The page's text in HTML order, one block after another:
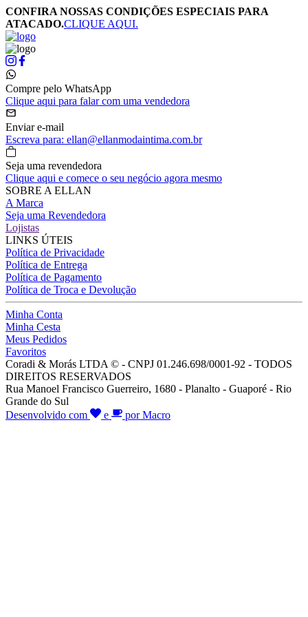
CONFIRA NOSSAS CONDIÇÕES ESPECIAIS PARA
ATACADO.CLIQUE AQUI.
Compre pelo WhatsApp
Clique aqui para falar com uma vendedora
Enviar e-mail
Escreva para: ellan@ellanmodaintima.com.br
Seja uma revendedora
Clique aqui e comece o seu negócio agora mesmo
SOBRE A ELLAN
A Marca
Seja uma Revendedora
Lojistas
LINKS ÚTEIS
Política de Privacidade
Política de Entrega
Política de Pagamento
Política de Troca e Devolução
Minha Conta
Minha Cesta
Meus Pedidos
Favoritos
Coradi & Morás LTDA © - CNPJ 01.246.698/0001-92 - TODOS
DIREITOS RESERVADOS
Rua Manoel Francisco Guerreiro, 1680 - Planalto - Guaporé - Rio
Grande do Sul
Desenvolvido com
e por Macro